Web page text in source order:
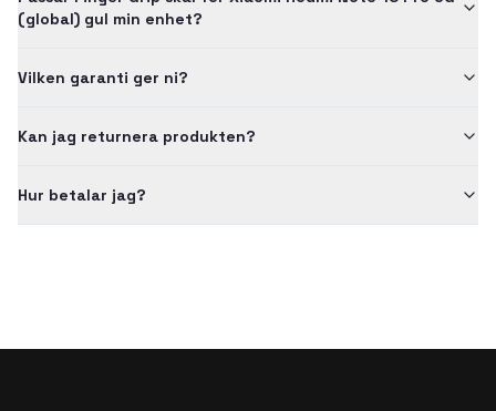
(global) gul min enhet?
Vilken garanti ger ni?
Kan jag returnera produkten?
Hur betalar jag?